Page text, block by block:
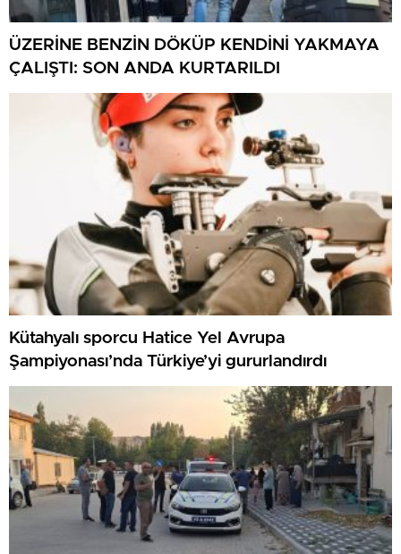
ÜZERİNE BENZİN DÖKÜP KENDİNİ YAKMAYA
ÇALIŞTI: SON ANDA KURTARILDI
Kütahyalı sporcu Hatice Yel Avrupa
Şampiyonası’nda Türkiye’yi gururlandırdı